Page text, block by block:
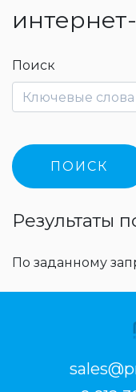
Поиск
Результаты
По заданному